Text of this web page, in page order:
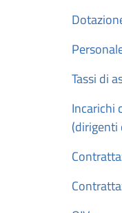
Tassi di
Incarichi
(dirigenti